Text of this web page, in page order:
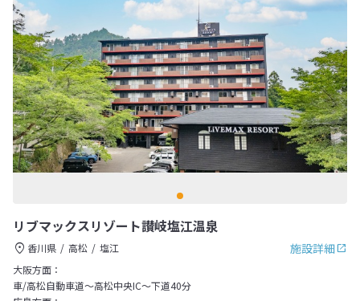
リブマックスリゾート讃岐塩江温泉
施設詳細
香川県 高松
塩江
大阪方面：
車/高松自動車道～高松中央IC～下道40分